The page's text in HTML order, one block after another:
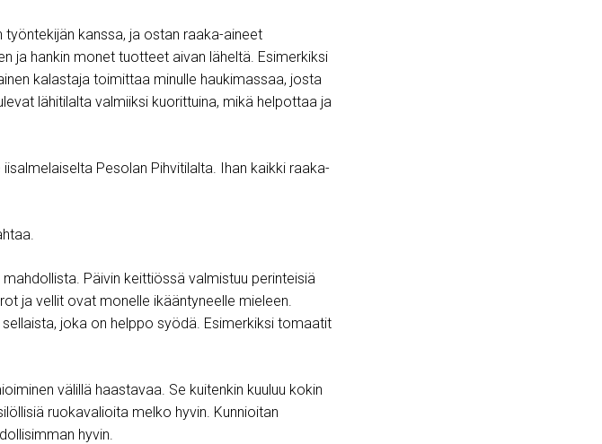
kanssa, ja ostan raaka-aineet
ja hankin monet tuotteet aivan läheltä. Esimerkiksi
kalastaja toimittaa minulle haukimassaa, josta
lähitilalta valmiiksi kuorittuina, mikä helpottaa ja
Pesolan Pihvitilalta. Ihan kaikki raaka-
Päivin keittiössä valmistuu perinteisiä
ja vellit ovat monelle ikääntyneelle mieleen.
joka on helppo syödä. Esimerkiksi tomaatit
välillä haastavaa. Se kuitenkin kuuluu kokin
ruokavalioita melko hyvin. Kunnioitan
hyvin.